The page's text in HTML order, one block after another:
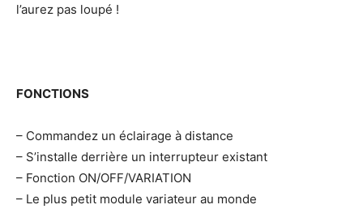
l’aurez pas loupé !
FONCTIONS
– Commandez un éclairage à distance
– S’installe derrière un interrupteur existant
– Fonction ON/OFF/VARIATION
– Le plus petit module variateur au monde